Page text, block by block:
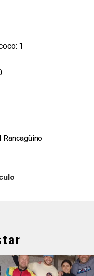
1
Rancagüino